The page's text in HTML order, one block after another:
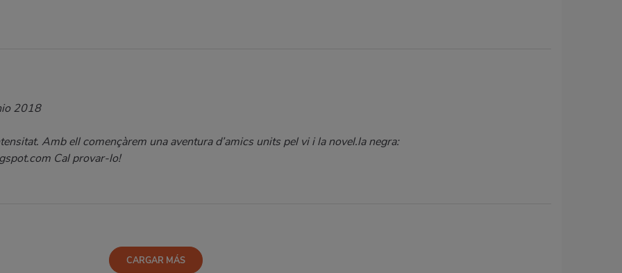
2018
Amb ell començàrem una aventura d’amics units pel vi i la novel.la negra:
Cal provar-lo!
CARGAR MÁS